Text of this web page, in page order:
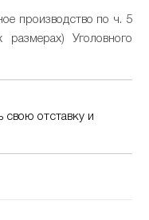
производство по ч. 5
Уголовного
свою отставку и